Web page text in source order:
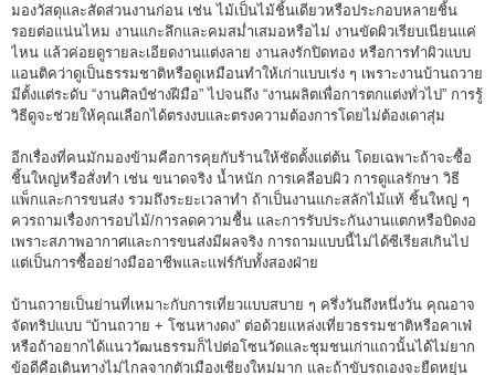
มองวัสดุและสัดส่วนงานก่อน เช่น ไม้เป็นไม้ชิ้นเดียวหรือประกอบหลายชิ้น
รอยต่อแน่นไหม งานแกะลึกและคมสม่ำเสมอหรือไม่ งานขัดผิวเรียบเนียนแค่
ไหน แล้วค่อยดูรายละเอียดงานแต่งลาย งานลงรักปิดทอง หรือการทำผิวแบบ
แอนติคว่าดูเป็นธรรมชาติหรือดูเหมือนทำให้เก่าแบบเร่ง ๆ เพราะงานบ้านถวาย
มีตั้งแต่ระดับ “งานศิลป์ช่างฝีมือ” ไปจนถึง “งานผลิตเพื่อการตกแต่งทั่วไป” การรู้
วิธีดูจะช่วยให้คุณเลือกได้ตรงงบและตรงความต้องการโดยไม่ต้องเดาสุ่ม
อีกเรื่องที่คนมักมองข้ามคือการคุยกับร้านให้ชัดตั้งแต่ต้น โดยเฉพาะถ้าจะซื้อ
ชิ้นใหญ่หรือสั่งทำ เช่น ขนาดจริง น้ำหนัก การเคลือบผิว การดูแลรักษา วิธี
แพ็กและการขนส่ง รวมถึงระยะเวลาทำ ถ้าเป็นงานแกะสลักไม้แท้ ชิ้นใหญ่ ๆ
ควรถามเรื่องการอบไม้/การลดความชื้น และการรับประกันงานแตกหรือบิดงอ
เพราะสภาพอากาศและการขนส่งมีผลจริง การถามแบบนี้ไม่ได้ซีเรียสเกินไป
แต่เป็นการซื้ออย่างมืออาชีพและแฟร์กับทั้งสองฝ่าย
บ้านถวายเป็นย่านที่เหมาะกับการเที่ยวแบบสบาย ๆ ครึ่งวันถึงหนึ่งวัน คุณอาจ
จัดทริปแบบ “บ้านถวาย + โซนหางดง” ต่อด้วยแหล่งเที่ยวธรรมชาติหรือคาเฟ่
หรือถ้าอยากได้แนววัฒนธรรมก็ไปต่อโซนวัดและชุมชนเก่าแถวนั้นได้ไม่ยาก
ข้อดีคือเดินทางไม่ไกลจากตัวเมืองเชียงใหม่มาก และถ้าขับรถเองจะยืดหยุ่น